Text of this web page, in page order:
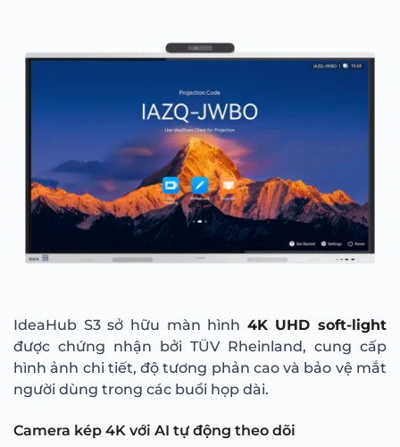
IdeaHub S3 sở hữu màn hình 4K UHD soft-light
được chứng nhận bởi TÜV Rheinland, cung cấp
hình ảnh chi tiết, độ tương phản cao và bảo vệ mắt
người dùng trong các buổi họp dài.
Camera kép 4K với AI tự động theo dõi